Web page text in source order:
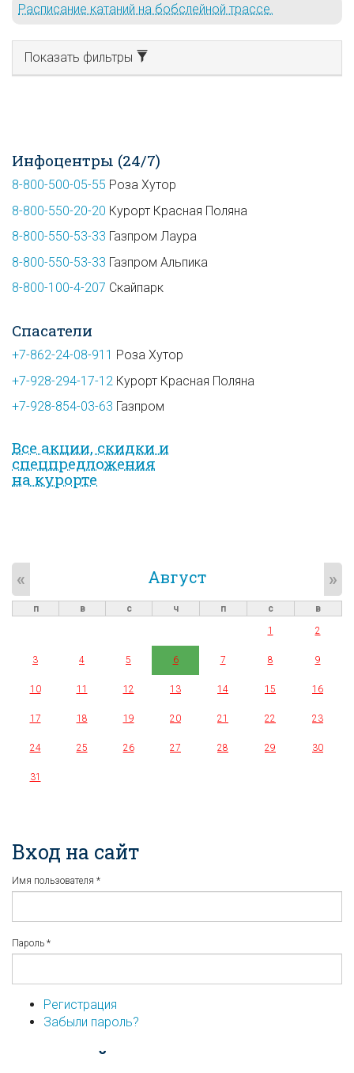
Расписание катаний на бобслейной трассе.
Показать фильтры
Инфоцентры (24/7)
8-800-500-05-55 Роза Хутор
8-800-550-20-20 Курорт Красная Поляна
8-800-550-53-33 Газпром Лаура
8-800-550-53-33 Газпром Альпика
8-800-100-4-207 Скайпарк
Спасатели
+7-862-24-08-911 Роза Хутор
+7-928-294-17-12 Курорт Красная Поляна
+7-928-854-03-63 Газпром
Все акции, скидки и
спец­предложе­ния
на курорте
Август
« »
п в с ч п с
в
1
2
3 4 5 6 7 8 9
10 11 12 13 14 15 16
17 18 19 20 21 22 23
24 25 26 27 28 29 30
31
Вход на сайт
Имя пользователя *
Пароль *
Регистрация
Забыли пароль?
...или войдите используя